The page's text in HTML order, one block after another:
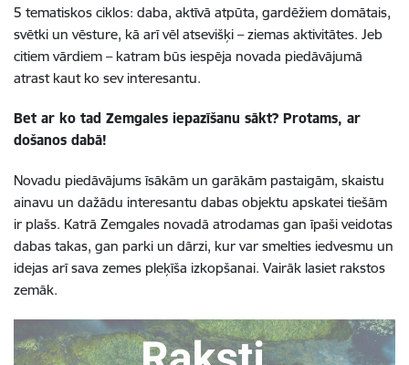
5 tematiskos ciklos: daba, aktīvā atpūta, gardēžiem domātais,
svētki un vēsture, kā arī vēl atsevišķi – ziemas aktivitātes. Jeb
citiem vārdiem – katram būs iespēja novada piedāvājumā
atrast kaut ko sev interesantu.
Bet ar ko tad Zemgales iepazīšanu sākt? Protams, ar
došanos dabā!
Novadu piedāvājums īsākām un garākām pastaigām, skaistu
ainavu un dažādu interesantu dabas objektu apskatei tiešām
ir plašs. Katrā Zemgales novadā atrodamas gan īpaši veidotas
dabas takas, gan parki un dārzi, kur var smelties iedvesmu un
idejas arī sava zemes pleķīša izkopšanai. Vairāk lasiet rakstos
zemāk.